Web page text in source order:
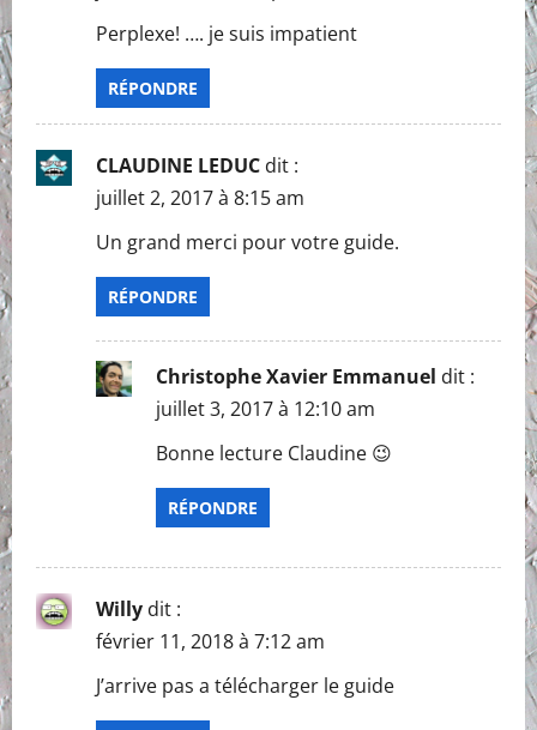
Perplexe! …. je suis impatient
RÉPONDRE
CLAUDINE LEDUC dit :
juillet 2, 2017 à 8:15 am
Un grand merci pour votre guide.
RÉPONDRE
Christophe Xavier Emmanuel dit :
juillet 3, 2017 à 12:10 am
Bonne lecture Claudine 😉
RÉPONDRE
Willy dit :
février 11, 2018 à 7:12 am
J’arrive pas a télécharger le guide